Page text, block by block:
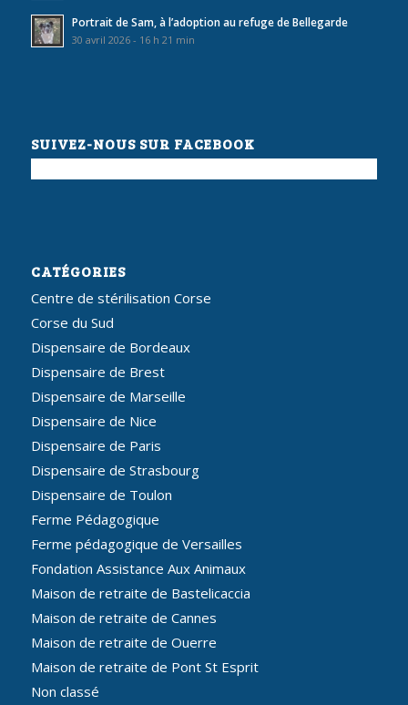
Portrait de Sam, à l’adoption au refuge de Bellegarde
30 avril 2026 - 16 h 21 min
SUIVEZ-NOUS SUR FACEBOOK
CATÉGORIES
Centre de stérilisation Corse
Corse du Sud
Dispensaire de Bordeaux
Dispensaire de Brest
Dispensaire de Marseille
Dispensaire de Nice
Dispensaire de Paris
Dispensaire de Strasbourg
Dispensaire de Toulon
Ferme Pédagogique
Ferme pédagogique de Versailles
Fondation Assistance Aux Animaux
Maison de retraite de Bastelicaccia
Maison de retraite de Cannes
Maison de retraite de Ouerre
Maison de retraite de Pont St Esprit
Non classé